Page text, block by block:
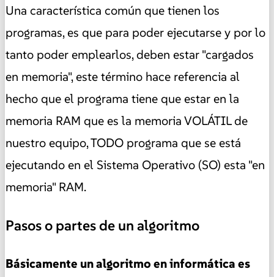
Una característica común que tienen los
programas, es que para poder ejecutarse y por lo
tanto poder emplearlos, deben estar "cargados
en memoria", este término hace referencia al
hecho que el programa tiene que estar en la
memoria RAM que es la memoria VOLÁTIL de
nuestro equipo, TODO programa que se está
ejecutando en el Sistema Operativo (SO) esta "en
memoria" RAM.
Pasos o partes de un algoritmo
Básicamente un algoritmo en informática es